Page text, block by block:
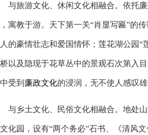
与旅游文化、休闲文化相融合。依托
寓教于游。天下第一关“肖显写匾”的
的豪情壮志和爱国情怀；莲花湖公园“
以及隐现于花草丛中的景观石次第入
受到 廉政文化的浸润，无不使人感叹
与乡土文化、民俗文化相融合。地处
化园，设有“两个务必”石书、《清风